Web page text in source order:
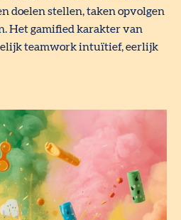
doelen stellen, taken opvolgen
Het gamified karakter van
teamwork intuïtief, eerlijk